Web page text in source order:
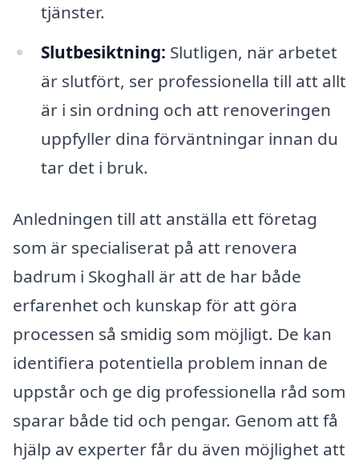
tjänster.
Slutbesiktning: Slutligen, när arbetet
är slutfört, ser professionella till att allt
är i sin ordning och att renoveringen
uppfyller dina förväntningar innan du
tar det i bruk.
Anledningen till att anställa ett företag
som är specialiserat på att renovera
badrum i Skoghall är att de har både
erfarenhet och kunskap för att göra
processen så smidig som möjligt. De kan
identifiera potentiella problem innan de
uppstår och ge dig professionella råd som
sparar både tid och pengar. Genom att få
hjälp av experter får du även möjlighet att